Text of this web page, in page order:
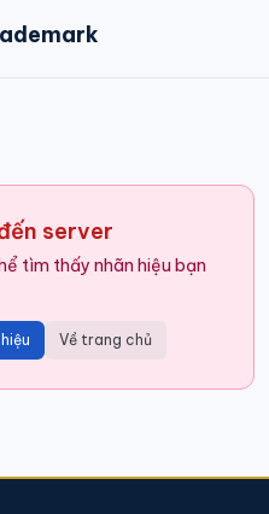
server
tìm thấy nhãn hiệu bạn
Về trang chủ